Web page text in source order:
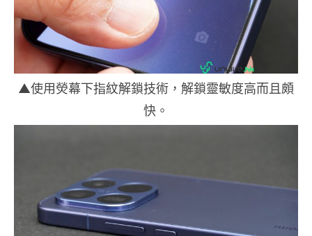
▲使用熒幕下指紋解鎖技術，解鎖靈敏度高而且頗
快。